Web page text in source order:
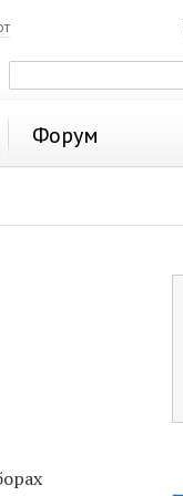
Форум